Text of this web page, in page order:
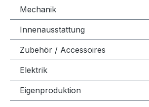
Mechanik
Innenausstattung
Zubehör / Accessoires
Elektrik
Eigenproduktion